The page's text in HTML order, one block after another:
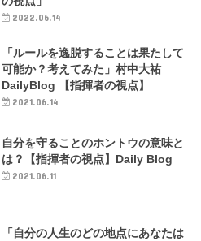
2022.06.14
「ルールを逸脱することは果たして
可能か？考えてみた」村中大祐
DailyBlog 【指揮者の視点】
2021.06.14
自分を守ることのホントウの意味と
は？【指揮者の視点】Daily Blog
2021.06.11
「自分の人生のどの地点にあなたは